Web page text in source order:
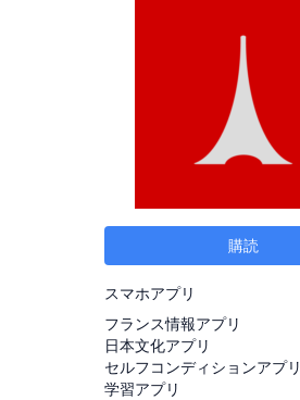
購読
スマホアプリ
フランス情報アプリ
日本文化アプリ
セルフコンディションアプリ
学習アプリ